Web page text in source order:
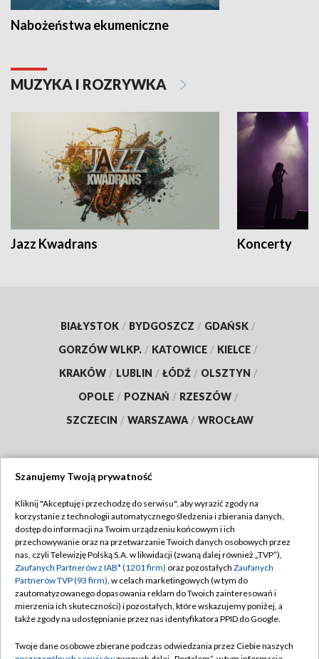
Nabożeństwa ekumeniczne
MUZYKA I ROZRYWKA
Jazz Kwadrans Koncerty
BIAŁYSTOK / BYDGOSZCZ / GDAŃSK /
GORZÓW WLKP. / KATOWICE / KIELCE /
KRAKÓW / LUBLIN / ŁÓDŹ / OLSZTYN /
OPOLE / POZNAŃ / RZESZÓW /
SZCZECIN / WARSZAWA / WROCŁAW
TVP
Abonament TVP
Emisja w TVP
Centrum informacji TVP
Naziemna Telewizja Cyfrowa
Regulamin TVP
Polityka prywatności
Moje zgody
Pomoc
Szanujemy Twoją prywatność
Kliknij "Akceptuję i przechodzę do serwisu", aby wyrazić zgody na
korzystanie z technologii automatycznego śledzenia i zbierania danych,
dostęp do informacji na Twoim urządzeniu końcowym i ich
przechowywanie oraz na przetwarzanie Twoich danych osobowych przez
nas, czyli Telewizję Polską S.A. w likwidacji (zwaną dalej również „TVP”),
Zaufanych Partnerów z IAB* (1201 firm) oraz pozostałych Zaufanych
Partnerów TVP (93 firm), w celach marketingowych (w tym do
zautomatyzowanego dopasowania reklam do Twoich zainteresowań i
mierzenia ich skuteczności) i pozostałych, które wskazujemy poniżej, a
także zgody na udostępnianie przez nas identyfikatora PPID do Google.
Twoje dane osobowe zbierane podczas odwiedzania przez Ciebie naszych